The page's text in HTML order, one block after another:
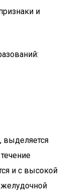
и
выделяется
и с высокой